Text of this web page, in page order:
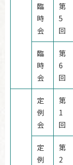
臨
時
会
第
5
回
臨
時
会
第
6
回
定
例
会
第
1
回
定
例
第
2